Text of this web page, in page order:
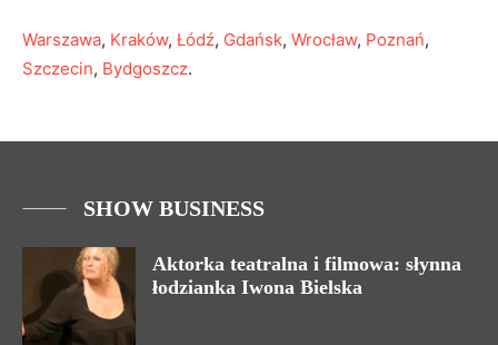
Warszawa, Kraków, Łódź, Gdańsk, Wrocław, Poznań,
Szczecin, Bydgoszcz.
SHOW BUSINESS
Aktorka teatralna i filmowa: słynna
łodzianka Iwona Bielska